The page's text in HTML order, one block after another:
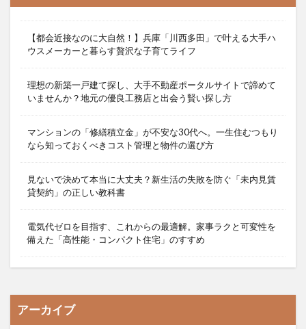
【都会近接なのに大自然！】兵庫「川西多田」で叶える大手ハ
ウスメーカーと暮らす贅沢な子育てライフ
理想の新築一戸建て探し、大手不動産ポータルサイトで諦めて
いませんか？地元の優良工務店と出会う賢い探し方
マンションの「修繕積立金」が不安な30代へ。一生住むつもり
なら知っておくべきコスト管理と物件の選び方
見ないで決めて本当に大丈夫？新生活の失敗を防ぐ「未内見賃
貸契約」の正しい教科書
電気代ゼロを目指す、これからの最適解。家事ラクと可変性を
備えた「高性能・コンパクト住宅」のすすめ
アーカイブ